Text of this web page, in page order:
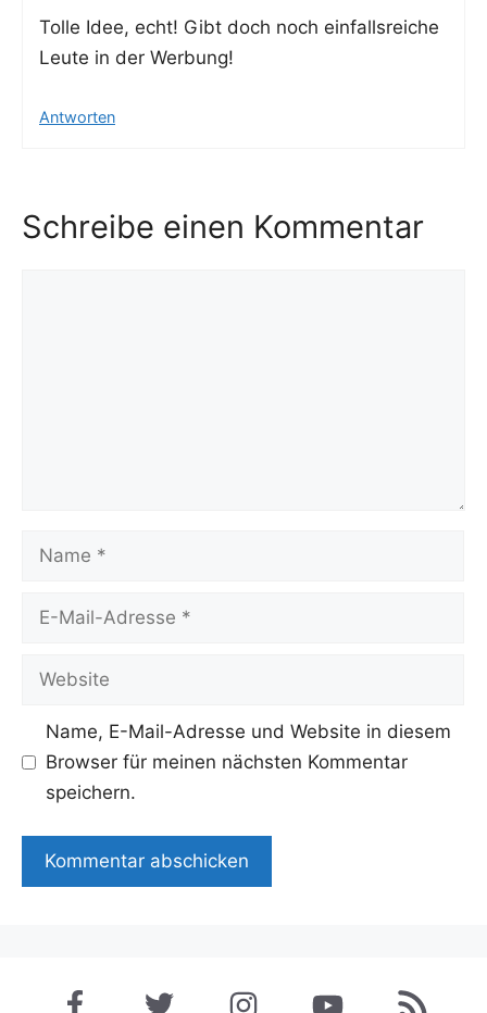
Tol­le Idee, echt! Gibt doch noch ein­falls­rei­che
Leu­te in der Werbung!
Antworten
Schreibe einen Kommentar
Name
Adresse
Website
Name, E-Mail-Adresse und Website in diesem
Browser für meinen nächsten Kommentar
speichern.